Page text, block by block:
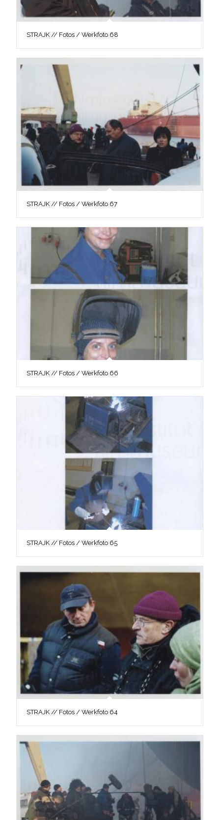
STRAJK // Fotos / Werkfoto 68
STRAJK // Fotos / Werkfoto 67
STRAJK // Fotos / Werkfoto 66
STRAJK // Fotos / Werkfoto 65
STRAJK // Fotos / Werkfoto 64